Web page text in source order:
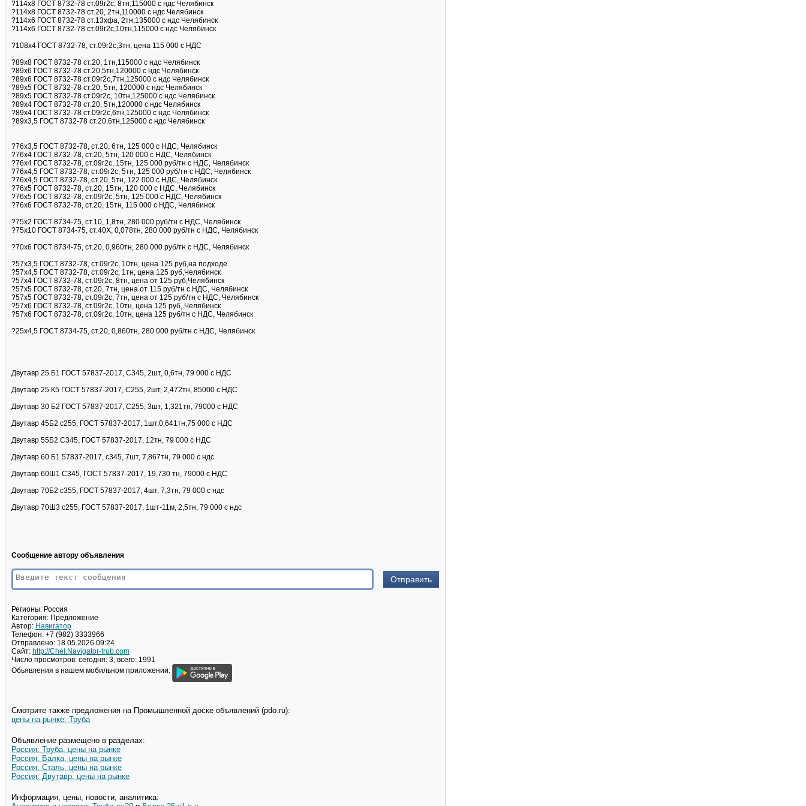
?114х8 ГОСТ 8732-78 ст.09г2с, 8тн,115000 с ндс Челябинск
?114х8 ГОСТ 8732-78 ст.20, 2тн,110000 с ндс Челябинск
?114х6 ГОСТ 8732-78 ст.13хфа, 2тн,135000 с ндс Челябинск
?114х6 ГОСТ 8732-78 ст.09г2с,10тн,115000 с ндс Челябинск
?108х4 ГОСТ 8732-78, ст.09г2с,3тн, цена 115 000 с НДС
?89х8 ГОСТ 8732-78 ст.20, 1тн,115000 с ндс Челябинск
?89х6 ГОСТ 8732-78 ст.20,5тн,120000 с ндс Челябинск
?89х6 ГОСТ 8732-78 ст.09г2с,7тн,125000 с ндс Челябинск
?89х5 ГОСТ 8732-78 ст.20, 5тн, 120000 с ндс Челябинск
?89х5 ГОСТ 8732-78 ст.09г2с, 10тн,125000 с ндс Челябинск
?89х4 ГОСТ 8732-78 ст.20, 5тн,120000 с ндс Челябинск
?89х4 ГОСТ 8732-78 ст.09г2с,6тн,125000 с ндс Челябинск
?89х3,5 ГОСТ 8732-78 ст.20,6тн,125000 с ндс Челябинск
?76х3,5 ГОСТ 8732-78, ст.20, 6тн, 125 000 с НДС, Челябинск
?76х4 ГОСТ 8732-78, ст.20, 5тн, 120 000 с НДС, Челябинск
?76х4 ГОСТ 8732-78, ст.09г2с, 15тн, 125 000 руб/тн с НДС, Челябинск
?76х4,5 ГОСТ 8732-78, ст.09г2с, 5тн, 125 000 руб/тн с НДС, Челябинск
?76х4,5 ГОСТ 8732-78, ст.20, 5тн, 122 000 с НДС, Челябинск
?76х5 ГОСТ 8732-78, ст.20, 15тн, 120 000 с НДС, Челябинск
?76х5 ГОСТ 8732-78, ст.09г2с, 5тн, 125 000 с НДС, Челябинск
?76х6 ГОСТ 8732-78, ст.20, 15тн, 115 000 с НДС, Челябинск
?75х2 ГОСТ 8734-75, ст.10, 1,8тн, 280 000 руб/тн с НДС, Челябинск
?75х10 ГОСТ 8734-75, ст.40Х, 0,078тн, 280 000 руб/тн с НДС, Челябинск
?70х6 ГОСТ 8734-75, ст.20, 0,960тн, 280 000 руб/тн с НДС, Челябинск
?57х3,5 ГОСТ 8732-78, ст.09г2с, 10тн, цена 125 руб,на подходе.
?57х4,5 ГОСТ 8732-78, ст.09г2с, 1тн, цена 125 руб,Челябинск
?57х4 ГОСТ 8732-78, ст.09г2с, 8тн, цена от 125 руб,Челябинск
?57х5 ГОСТ 8732-78, ст.20, 7тн, цена от 115 руб/тн с НДС, Челябинск
?57х5 ГОСТ 8732-78, ст.09г2с, 7тн, цена от 125 руб/тн с НДС, Челябинск
?57х6 ГОСТ 8732-78, ст.09г2с, 10тн, цена 125 руб, Челябинск
?57х6 ГОСТ 8732-78, ст.09г2с, 10тн, цена 125 руб/тн с НДС, Челябинск
?25х4,5 ГОСТ 8734-75, ст.20, 0,860тн, 280 000 руб/тн с НДС, Челябинск
Двутавр 25 Б1 ГОСТ 57837-2017, С345, 2шт, 0,6тн, 79 000 с НДС
Двутавр 25 К5 ГОСТ 57837-2017, С255, 2шт, 2,472тн, 85000 с НДС
Двутавр 30 Б2 ГОСТ 57837-2017, С255, 3шт, 1,321тн, 79000 с НДС
Двутавр 45Б2 с255, ГОСТ 57837-2017, 1шт,0,641тн,75 000 с НДС
Двутавр 55Б2 С345, ГОСТ 57837-2017, 12тн, 79 000 с НДС
Двутавр 60 Б1 57837-2017, с345, 7шт, 7,867тн, 79 000 с ндс
Двутавр 60Ш1 С345, ГОСТ 57837-2017, 19,730 тн, 79000 с НДС
Двутавр 70Б2 с355, ГОСТ 57837-2017, 4шт, 7,3тн, 79 000 с ндс
Двутавр 70Ш3 с255, ГОСТ 57837-2017, 1шт-11м, 2,5тн, 79 000 с ндс
Сообщение автору объявления
Регионы: Россия
Категория: Предложение
Автор: Навигатор
Телефон: +7 (982) 3333966
Отправлено: 18.05.2026 09:24
Сайт: http://Chel.Navigator-trub.com
Число просмотров: сегодня: 3, всего: 1991
Обьявления в нашем мобильном приложении:
Смотрите также предложения на Промышленной доске объявлений (pdo.ru):
цены на рынке: Труба
Объявление размещено в разделах:
Россия: Труба, цены на рынке
Россия: Балка, цены на рынке
Россия: Сталь, цены на рынке
Россия: Двутавр, цены на рынке
Информация, цены, новости, аналитика: